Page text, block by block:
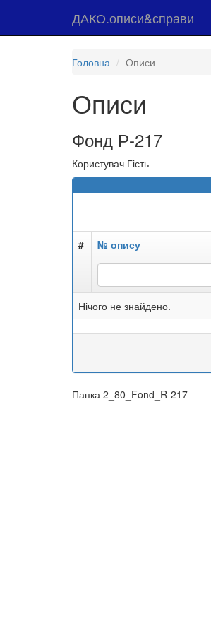
ДАКО.описи&справи
Головна Описи
Описи
Фонд Р-217
Користувач Гість
# № опису
Нічого не знайдено.
Папка 2_80_Fond_R-217